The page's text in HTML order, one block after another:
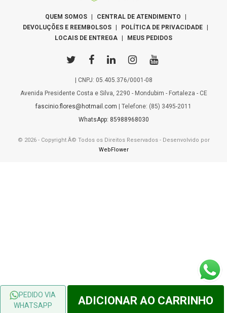
PEDIDO VIA
WHATSAPP
ADICIONAR AO CARRINHO
QUEM SOMOS CENTRAL DE ATENDIMENTO
DEVOLUÇÕES E REEMBOLSOS
POLÍTICA DE PRIVACIDADE
LOCAIS DE ENTREGA
MEUS PEDIDOS
| CNPJ: 05.405.376/0001-08
Avenida Presidente Costa e Silva, 2290 - Mondubim - Fortaleza - CE
fascinio.flores@hotmail.com | Telefone: (85) 3495-2011
WhatsApp: 85988968030
© 2026 - Copyright Â© Todos os Direitos Reservados - Desenvolvido por
WebFlower